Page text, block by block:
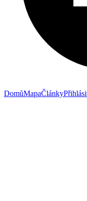
DomůMapaČlánky